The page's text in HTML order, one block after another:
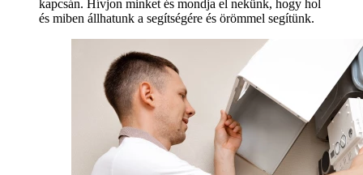
kapcsán. Hívjon minket és mondja el nekünk, hogy hol
és miben állhatunk a segítségére és örömmel segítünk.